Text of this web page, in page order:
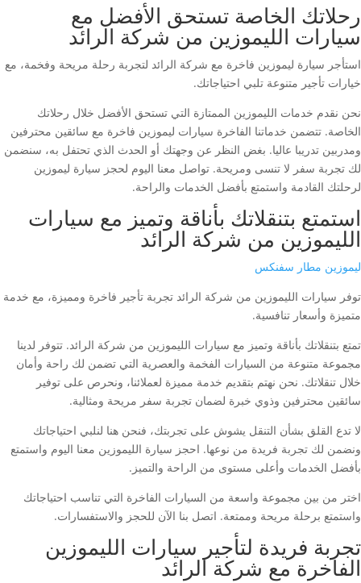
رحلاتك الخاصة تستحق الأفضل مع
سيارات الليموزين من شركة الرائد
استأجر سيارة ليموزين فاخرة مع شركة الرائد لتجربة رحلة مريحة وفخمة، مع
خيارات تأجير متنوعة تلبي احتياجاتك.
نحن نقدم خدمات الليموزين الممتازة التي تستحق الأفضل خلال رحلاتك
الخاصة. تتضمن خدماتنا الفاخرة سيارات ليموزين فاخرة مع سائقين محترفين
ومدربين تدريبا عاليا. بغض النظر عن وجهتك أو الحدث الذي تحتفل به، سنضمن
لك تجربة سفر لا تنسى ومريحة. تواصل معنا اليوم لحجز سيارة ليموزين
لرحلتك القادمة واستمتع بأفضل الخدمات والراحة.
استمتع بتنقلاتك بأناقة وتميز مع سيارات
الليموزين من شركة الرائد
ليموزين مطار سفنكس
توفر سيارات الليموزين من شركة الرائد تجربة تأجير فاخرة ومميزة، مع خدمة
متميزة وأسعار تنافسية.
تمتع بتنقلاتك بأناقة وتميز مع سيارات الليموزين من شركة الرائد. تتوفر لدينا
مجموعة متنوعة من السيارات الفخمة والعصرية التي تضمن لك راحة وأمان
خلال تنقلاتك. نحن نهتم بتقديم خدمة مميزة لعملائنا، ونحرص على توفير
سائقين محترفين وذوي خبرة لضمان تجربة سفر مريحة ومثالية.
لا تدع القلق بشأن التنقل يشوش على تجربتك، فنحن هنا لنلبي احتياجاتك
ونضمن لك تجربة فريدة من نوعها. احجز سيارة الليموزين معنا اليوم واستمتع
بأفضل الخدمات وأعلى مستوى من الراحة والتميز.
اختر من بين مجموعة واسعة من السيارات الفاخرة التي تناسب احتياجاتك
واستمتع برحلة مريحة وممتعة. اتصل بنا الآن للحجز والاستفسارات.
تجربة فريدة لتأجير سيارات الليموزين
الفاخرة مع شركة الرائد